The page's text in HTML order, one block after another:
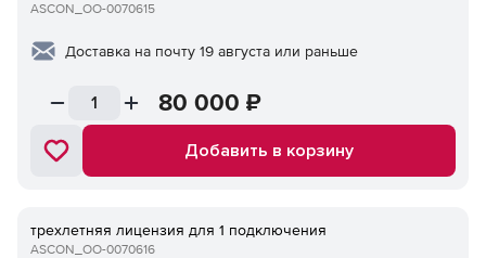
ASCON_ОО-0070615
Доставка на почту 19 августа или раньше
80 000 ₽
Добавить в корзину
трехлетняя лицензия для 1 подключения
ASCON_ОО-0070616